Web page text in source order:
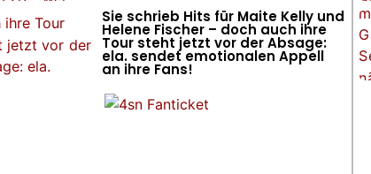
Sie schrieb Hits für Maite Kelly und
Helene Fischer – doch auch ihre
Tour steht jetzt vor der Absage:
ela. sendet emotionalen Appell
an ihre Fans!